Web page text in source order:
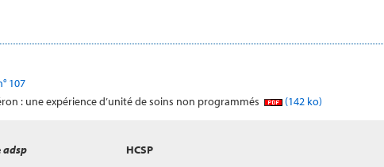
107
: une expérience d’unité de soins non programmés
(142 ko)
HCSP
adsp